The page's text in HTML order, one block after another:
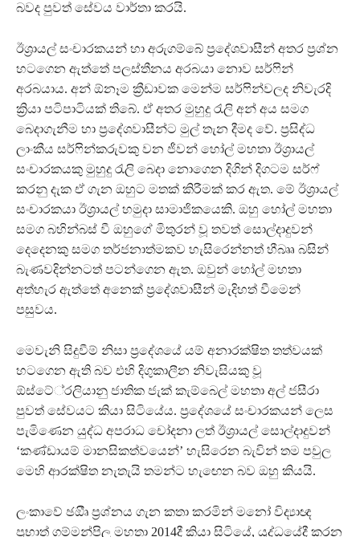
බවද පුවත් සේවය වාර්තා කරයි.
ඊශ්‍රායල් සංචාරකයන් හා අරුගම්බේ ප්‍රදේශවාසීන් අතර ප්‍රශ්න
හටගෙන ඇත්තේ පලස්තීනය අරබයා නොව සර්ෆින්
අරබයාය. අන් ඕනෑම ක්‍රීඩාවක මෙන්ම සර්ෆින්වලද නිවැරදි
ක්‍රියා පටිපාටියක් තිබේ. ඒ අතර මුහුදු රැලි අන් අය සමග
බෙදාගැනීම හා ප්‍රදේශවාසීන්ට මුල් තැන දීමද වේ. ප්‍රසිද්ධ
ලාංකීය සර්ෆින්කරුවකු වන ජීවන් හෝල් මහතා ඊශ්‍රායල්
සංචාරකයකු මුහුදු රැලි බෙදා නොගෙන දිගින් දිගටම සර්ෆ්
කරනු දැක ඒ ගැන ඔහුට මතක් කිරීමක් කර ඇත. මේ ඊශ්‍රායල්
සංචාරකයා ඊශ්‍රායල් හමුදා සාමාජිකයෙකි. ඔහු හෝල් මහතා
සමග බහින්බස් වී ඔහුගේ මිතුරන් වූ තවත් සොල්දාදුවන්
දෙදෙනකු සමග තර්ජනාත්මකව හැසිරෙන්නත් හීබෲ බසින්
බැණවදින්නටත් පටන්ගෙන ඇත. ඔවුන් හෝල් මහතා
අත්හැර ඇත්තේ අනෙක් ප්‍රදේශවාසීන් මැදිහත් වීමෙන්
පසුවය.
මෙවැනි සිදුවීම් නිසා ප්‍රදේශයේ යම් අනාරක්ෂිත තත්වයක්
හටගෙන ඇති බව එහි දිගුකාලීන නිවැසියකු වූ
ඕස්ටේ්‍රලියානු ජාතික ජැක් කැම්බෙල් මහතා අල් ජසීරා
පුවත් සේවයට කියා සිටියේය. ප්‍රදේශයේ සංචාරකයන් ලෙස
පැමිණෙන යුද්ධ අපරාධ චෝදනා ලත් ඊශ්‍රායල් සොල්දාදුවන්
‘කණ්ඩායම් මානසිකත්වයෙන්’ හැසිරෙන බැවින් තම පවුල
මෙහි ආරක්ෂිත නැතැයි තමන්ට හැඟෙන බව ඔහු කියයි.
ලංකාවේ ඡඔීෘ ප්‍රශ්නය ගැන කතා කරමින් මනෝ විද්‍යාඥ
ප්‍රභාත් ගම්මන්පිල මහතා 2014දී කියා සිටියේ, යුද්ධයේදී කරන